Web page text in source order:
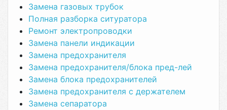
Замена газовых трубок
Полная разборка ситуратора
Ремонт электропроводки
Замена панели индикации
Замена предохранителя
Замена предохранителя/блока пред-лей
Замена блока предохранителей
Замена предохранителя с держателем
Замена сепаратора